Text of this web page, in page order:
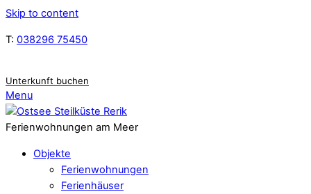
Skip to content
T: 038296 75450
Unterkunft buchen
Menu
Ferienwohnungen am Meer
Objekte
Ferienwohnungen
Ferienhäuser